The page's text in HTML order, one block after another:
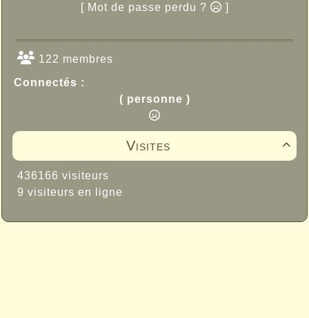
[ Mot de passe perdu ? ]
122 membres
Connectés :
( personne )

Visites
436166 visiteurs
9 visiteurs en ligne